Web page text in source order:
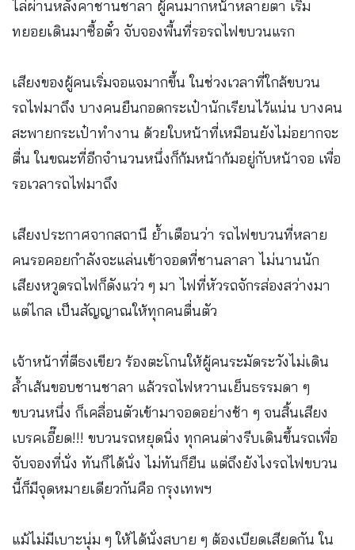
ไล่ผ่านหลังคาชานชาลา ผู้คนมากหน้าหลายตา เริ่ม
ทยอยเดินมาซื้อตั๋ว จับจองพื้นที่รอรถไฟขบวนแรก
เสียงของผู้คนเริ่มจอแจมากขึ้น ในช่วงเวลาที่ใกล้ขบวน
รถไฟมาถึง บางคนยืนกอดกระเป๋านักเรียนไว้แน่น บางคน
สะพายกระเป๋าทำงาน ด้วยใบหน้าที่เหมือนยังไม่อยากจะ
ตื่น ในขณะที่อีกจำนวนหนึ่งก็ก้มหน้าก้มอยู่กับหน้าจอ เพื่อ
รอเวลารถไฟมาถึง
เสียงประกาศจากสถานี ย้ำเตือนว่า รถไฟขบวนที่หลาย
คนรอคอยกำลังจะแล่นเข้าจอดที่ชานลาลา ไม่นานนัก
เสียงหวูดรถไฟก็ดังแว่ว ๆ มา ไฟที่หัวรถจักรส่องสว่างมา
แต่ไกล เป็นสัญญาณให้ทุกคนตื่นตัว
เจ้าหน้าที่ตีธงเขียว ร้องตะโกนให้ผู้คนระมัดระวังไม่เดิน
ล้ำเส้นขอบชานชาลา แล้วรถไฟหวานเย็นธรรมดา ๆ
ขบวนหนึ่ง ก็เคลื่อนตัวเข้ามาจอดอย่างช้า ๆ จนสิ้นเสียง
เบรคเอี๊ยด!!! ขบวนรถหยุดนิ่ง ทุกคนต่างรีบเดินขึ้นรถเพื่อ
จับจองที่นั่ง ทันก็ได้นั่ง ไม่ทันก็ยืน แต่ถึงยังไงรถไฟขบวน
นี้ก็มีจุดหมายเดียวกันคือ กรุงเทพฯ
แม้ไม่มีเบาะนุ่ม ๆ ให้ได้นั่งสบาย ๆ ต้องเบียดเสียดกัน ใน